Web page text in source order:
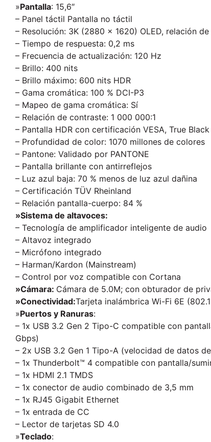
»Pantalla: 15,6″
– Panel táctil Pantalla no táctil
– Resolución: 3K (2880 x 1620) OLED, relación
– Tiempo de respuesta: 0,2 ms
– Frecuencia de actualización: 120 Hz
– Brillo: 400 nits
– Brillo máximo: 600 nits HDR
– Gama cromática: 100 % DCI-P3
– Mapeo de gama cromática: Sí
– Relación de contraste: 1 000 000:1
– Pantalla HDR con certificación VESA, True
– Profundidad de color: 1070 millones de colores
– Pantone: Validado por PANTONE
– Pantalla brillante con antirreflejos
– Luz azul baja: 70 % menos de luz azul dañina
– Certificación TÜV Rheinland
– Relación pantalla-cuerpo: 84 %
»Sistema de altavoces:
– Tecnología de amplificador inteligente de audio
– Altavoz integrado
– Micrófono integrado
– Harman/Kardon (Mainstream)
– Control por voz compatible con Cortana
»Cámara: Cámara de 5.0M; con obturador de
»Conectividad:Tarjeta inalámbrica Wi-Fi 6E
»Puertos y Ranuras:
– 1x USB 3.2 Gen 2 Tipo-C compatible con
Gbps)
– 2x USB 3.2 Gen 1 Tipo-A (velocidad de datos
– 1x Thunderbolt™ 4 compatible con pantalla/
– 1x HDMI 2.1 TMDS
– 1x conector de audio combinado de 3,5 mm
– 1x RJ45 Gigabit Ethernet
– 1x entrada de CC
– Lector de tarjetas SD 4.0
»Teclado: